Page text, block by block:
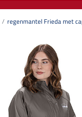
regenmantel Frieda met